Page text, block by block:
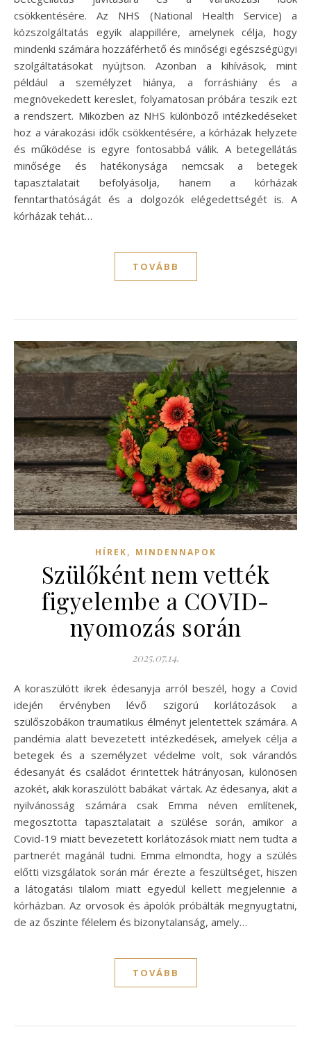
csökkentésére. Az NHS (National Health Service) a
közszolgáltatás egyik alappillére, amelynek célja, hogy
mindenki számára hozzáférhető és minőségi egészségügyi
szolgáltatásokat nyújtson. Azonban a kihívások, mint
például a személyzet hiánya, a forráshiány és a
megnövekedett kereslet, folyamatosan próbára teszik ezt
a rendszert. Miközben az NHS különböző intézkedéseket
hoz a várakozási idők csökkentésére, a kórházak helyzete
és működése is egyre fontosabbá válik. A betegellátás
minősége és hatékonysága nemcsak a betegek
tapasztalatait befolyásolja, hanem a kórházak
fenntarthatóságát és a dolgozók elégedettségét is. A
kórházak tehát…
TOVÁBB
HÍREK, MINDENNAPOK
Szülőként nem vették
figyelembe a COVID-
nyomozás során
2025.07.14.
A koraszülött ikrek édesanyja arról beszél, hogy a Covid
idején érvényben lévő szigorú korlátozások a
szülőszobákon traumatikus élményt jelentettek számára. A
pandémia alatt bevezetett intézkedések, amelyek célja a
betegek és a személyzet védelme volt, sok várandós
édesanyát és családot érintettek hátrányosan, különösen
azokét, akik koraszülött babákat vártak. Az édesanya, akit a
nyilvánosság számára csak Emma néven említenek,
megosztotta tapasztalatait a szülése során, amikor a
Covid-19 miatt bevezetett korlátozások miatt nem tudta a
partnerét magánál tudni. Emma elmondta, hogy a szülés
előtti vizsgálatok során már érezte a feszültséget, hiszen
a látogatási tilalom miatt egyedül kellett megjelennie a
kórházban. Az orvosok és ápolók próbálták megnyugtatni,
de az őszinte félelem és bizonytalanság, amely…
TOVÁBB